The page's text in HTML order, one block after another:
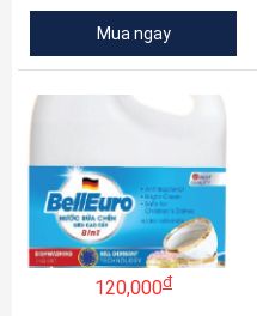
Mua ngay
120,000đ